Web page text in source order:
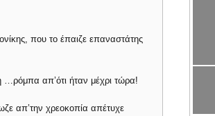
που το έπαιζε επαναστάτης
…ρόμπα απ’ότι ήταν μέχρι τώρα!
απ’την χρεοκοπία απέτυχε